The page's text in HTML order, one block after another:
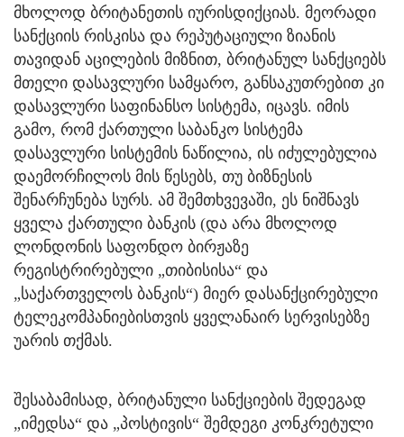
მხოლოდ ბრიტანეთის იურისდიქციას. მეორადი
სანქციის რისკისა და რეპუტაციული ზიანის
თავიდან აცილების მიზნით, ბრიტანულ სანქციებს
მთელი დასავლური სამყარო, განსაკუთრებით კი
დასავლური საფინანსო სისტემა, იცავს. იმის
გამო, რომ ქართული საბანკო სისტემა
დასავლური სისტემის ნაწილია, ის იძულებულია
დაემორჩილოს მის წესებს, თუ ბიზნესის
შენარჩუნება სურს. ამ შემთხვევაში, ეს ნიშნავს
ყველა ქართული ბანკის (და არა მხოლოდ
ლონდონის საფონდო ბირჟაზე
რეგისტრირებული „თიბისისა“ და
„საქართველოს ბანკის“) მიერ დასანქცირებული
ტელეკომპანიებისთვის ყველანაირ სერვისებზე
უარის თქმას.
შესაბამისად, ბრიტანული სანქციების შედეგად
„იმედსა“ და „პოსტივის“ შემდეგი კონკრეტული